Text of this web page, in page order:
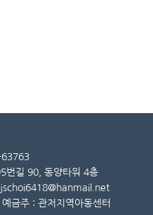
63763
번길 90, 동양타워 4층
금주 : 관저지역아동센터